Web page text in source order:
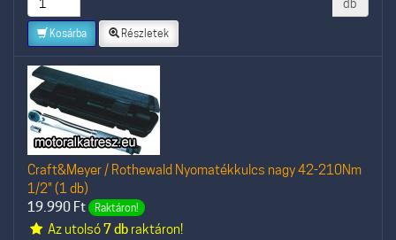
db
Kosárba Részletek
Craft&Meyer / Rothewald Nyomatékkulcs nagy 42-210Nm
1/2" (1 db)
19.990 Ft Raktáron!
Az utolsó7 dbraktáron!